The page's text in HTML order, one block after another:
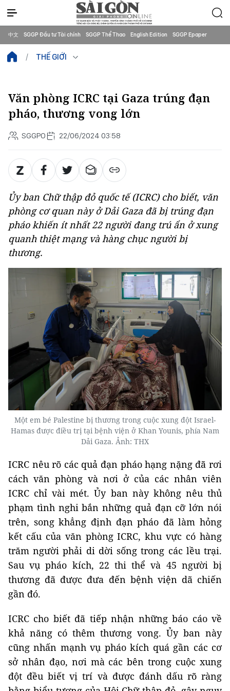
中文 SGGP Đầu tư Tài chính SGGP Thể Thao English Edition SGGP Epaper
THẾ GIỚI
Văn phòng ICRC tại Gaza trúng đạn
pháo, thương vong lớn
SGGPO 22/06/2024 03:58
Ủy ban Chữ thập đỏ quốc tế (ICRC) cho biết, văn
phòng cơ quan này ở Dải Gaza đã bị trúng đạn
pháo khiến ít nhất 22 người đang trú ẩn ở xung
quanh thiệt mạng và hàng chục người bị
thương.
Một em bé Palestine bị thương trong cuộc xung đột Israel-
Hamas được điều trị tại bệnh viện ở Khan Younis, phía Nam
Dải Gaza. Ảnh: THX
ICRC nêu rõ các quả đạn pháo hạng nặng đã rơi
cách văn phòng và nơi ở của các nhân viên
ICRC chỉ vài mét. Ủy ban này không nêu thủ
phạm tình nghi bắn những quả đạn cỡ lớn nói
trên, song khẳng định đạn pháo đã làm hỏng
kết cấu của văn phòng ICRC, khu vực có hàng
trăm người phải di dời sống trong các lều trại.
Sau vụ pháo kích, 22 thi thể và 45 người bị
thương đã được đưa đến bệnh viện dã chiến
gần đó.
ICRC cho biết đã tiếp nhận những báo cáo về
khả năng có thêm thương vong. Ủy ban này
cũng nhấn mạnh vụ pháo kích quá gần các cơ
sở nhân đạo, nơi mà các bên trong cuộc xung
đột đều biết vị trí và được đánh dấu rõ ràng